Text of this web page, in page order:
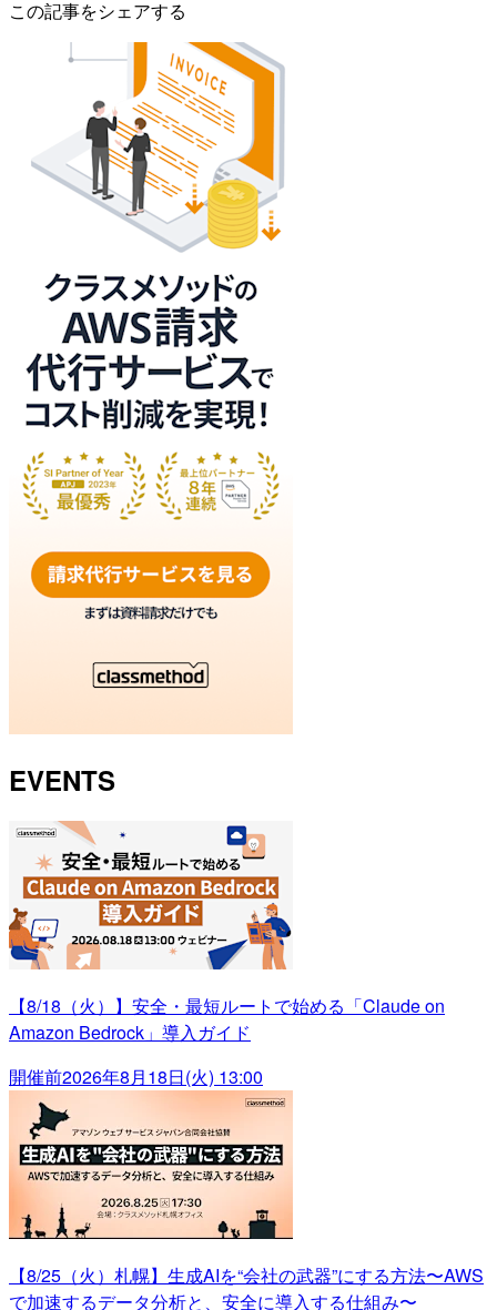
この記事をシェアする
EVENTS
【8/18（火）】安全・最短ルートで始める「Claude on
Amazon Bedrock」導入ガイド
開催前2026年8月18日(火) 13:00
【8/25（火）札幌】生成AIを“会社の武器”にする方法〜AWS
で加速するデータ分析と、安全に導入する仕組み〜